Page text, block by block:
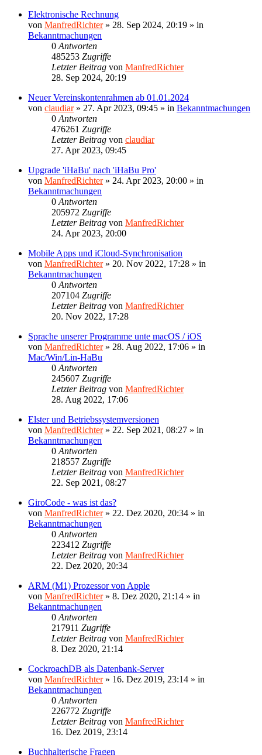
Elektronische Rechnung
von ManfredRichter» 28. Sep 2024, 20:19 » in
Bekanntmachungen
0 Antworten
485253 Zugriffe
Letzter Beitrag von ManfredRichter
28. Sep 2024, 20:19
Neuer Vereinskontenrahmen ab 01.01.2024
von claudiar» 27. Apr 2023, 09:45 » in Bekanntmachungen
0 Antworten
476261 Zugriffe
Letzter Beitrag von claudiar
27. Apr 2023, 09:45
Upgrade 'iHaBu' nach 'iHaBu Pro'
von ManfredRichter» 24. Apr 2023, 20:00 » in
Bekanntmachungen
0 Antworten
205972 Zugriffe
Letzter Beitrag von ManfredRichter
24. Apr 2023, 20:00
Mobile Apps und iCloud-Synchronisation
von ManfredRichter» 20. Nov 2022, 17:28 » in
Bekanntmachungen
0 Antworten
207104 Zugriffe
Letzter Beitrag von ManfredRichter
20. Nov 2022, 17:28
Sprache unserer Programme unte macOS / iOS
von ManfredRichter» 28. Aug 2022, 17:06 » in
Mac/Win/Lin-HaBu
0 Antworten
245607 Zugriffe
Letzter Beitrag von ManfredRichter
28. Aug 2022, 17:06
Elster und Betriebssystemversionen
von ManfredRichter» 22. Sep 2021, 08:27 » in
Bekanntmachungen
0 Antworten
218557 Zugriffe
Letzter Beitrag von ManfredRichter
22. Sep 2021, 08:27
GiroCode - was ist das?
von ManfredRichter» 22. Dez 2020, 20:34 » in
Bekanntmachungen
0 Antworten
223412 Zugriffe
Letzter Beitrag von ManfredRichter
22. Dez 2020, 20:34
ARM (M1) Prozessor von Apple
von ManfredRichter» 8. Dez 2020, 21:14 » in
Bekanntmachungen
0 Antworten
217911 Zugriffe
Letzter Beitrag von ManfredRichter
8. Dez 2020, 21:14
CockroachDB als Datenbank-Server
von ManfredRichter» 16. Dez 2019, 23:14 » in
Bekanntmachungen
0 Antworten
226772 Zugriffe
Letzter Beitrag von ManfredRichter
16. Dez 2019, 23:14
Buchhalterische Fragen